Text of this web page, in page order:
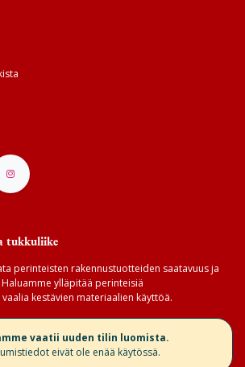
tukkuliike
perinteisten rakennustuotteiden saatavuus ja
ylläpitää perinteisiä
kestävien materiaalien käyttöä.
vaatii uuden tilin luomista.
eivät ole enää käytössä.